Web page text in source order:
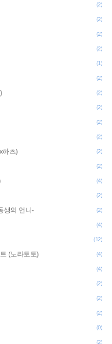
(2)
(2)
(2)
(2)
(1)
(2)
(2)
(2)
(2)
(2)
하츠) (2)
(2)
(4)
(2)
생의 언니- (2)
(4)
(12)
(노라토토) (4)
(4)
(2)
(2)
(2)
(0)
(2)